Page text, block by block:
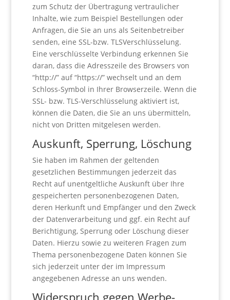
zum Schutz der Übertragung vertraulicher
Inhalte, wie zum Beispiel Bestellungen oder
Anfragen, die Sie an uns als Seitenbetreiber
senden, eine SSL-bzw. TLSVerschlüsselung.
Eine verschlüsselte Verbindung erkennen Sie
daran, dass die Adresszeile des Browsers von
“http://” auf “https://” wechselt und an dem
Schloss-Symbol in Ihrer Browserzeile. Wenn die
SSL- bzw. TLS-Verschlüsselung aktiviert ist,
können die Daten, die Sie an uns übermitteln,
nicht von Dritten mitgelesen werden.
Auskunft, Sperrung, Löschung
Sie haben im Rahmen der geltenden
gesetzlichen Bestimmungen jederzeit das
Recht auf unentgeltliche Auskunft über Ihre
gespeicherten personenbezogenen Daten,
deren Herkunft und Empfänger und den Zweck
der Datenverarbeitung und ggf. ein Recht auf
Berichtigung, Sperrung oder Löschung dieser
Daten. Hierzu sowie zu weiteren Fragen zum
Thema personenbezogene Daten können Sie
sich jederzeit unter der im Impressum
angegebenen Adresse an uns wenden.
Widerspruch gegen Werbe-